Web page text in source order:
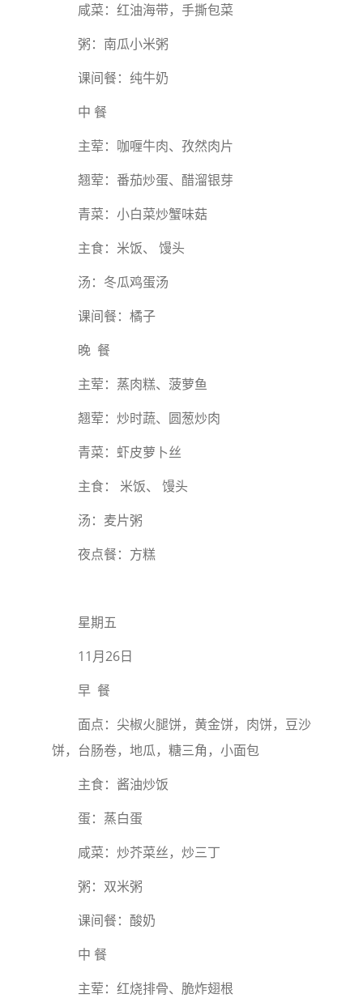
咸菜：红油海带，手撕包菜
粥：南瓜小米粥
课间餐：纯牛奶
中 餐
主荤：咖喱牛肉、孜然肉片
翘荤：番茄炒蛋、醋溜银芽
青菜：小白菜炒蟹味菇
主食：米饭、 馒头
汤：冬瓜鸡蛋汤
课间餐：橘子
晚 餐
主荤：蒸肉糕、菠萝鱼
翘荤：炒时蔬、圆葱炒肉
青菜：虾皮萝卜丝
主食： 米饭、 馒头
汤：麦片粥
夜点餐：方糕
星期五
11月26日
早 餐
面点：尖椒火腿饼，黄金饼，肉饼，豆沙
饼，台肠卷，地瓜，糖三角，小面包
主食：酱油炒饭
蛋：蒸白蛋
咸菜：炒芥菜丝，炒三丁
粥：双米粥
课间餐：酸奶
中 餐
主荤：红烧排骨、脆炸翅根